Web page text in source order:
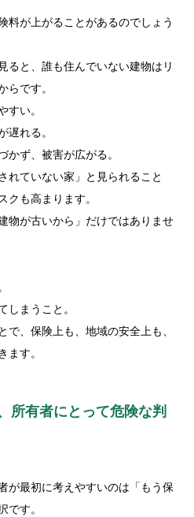
料が上がることがあるのでしょう
ると、誰も住んでいない建物はリ
らです。
すい。
遅れる。
かず、被害が広がる。
れていない家」と見られること
クも高まります。
物が古いから」だけではありませ
しまうこと。
で、保険上も、地域の安全上も、
ます。
所有者にとって危険な判
が最初に考えやすいのは「もう保
です。